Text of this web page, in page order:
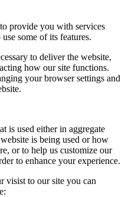
provide you with services
some of its features.
to deliver the website,
how our site functions.
your browser settings and
is used either in aggregate
is being used or how
or to help us customize our
to enhance your experience.
visist to our site you can